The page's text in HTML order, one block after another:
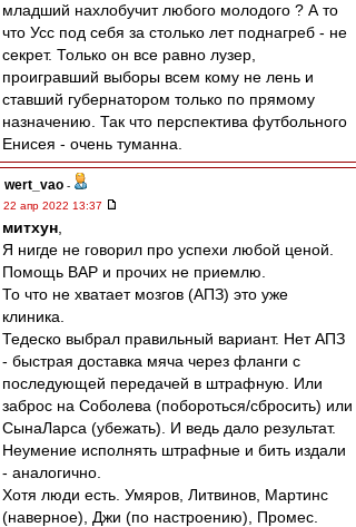
младший нахлобучит любого молодого ? А то
что Усс под себя за столько лет поднагреб - не
секрет. Только он все равно лузер,
проигравший выборы всем кому не лень и
ставший губернатором только по прямому
назначению. Так что перспектива футбольного
Енисея - очень туманна.
wert_vao -
22 апр 2022 13:37
митхун
Я нигде не говорил про успехи любой ценой.
Помощь ВАР и прочих не приемлю.
То что не хватает мозгов (АПЗ) это уже
клиника.
Тедеско выбрал правильный вариант. Нет АПЗ
- быстрая доставка мяча через фланги с
последующей передачей в штрафную. Или
заброс на Соболева (побороться/сбросить) или
СынаЛарса (убежать). И ведь дало результат.
Неумение исполнять штрафные и бить издали
- аналогично.
Хотя люди есть. Умяров, Литвинов, Мартинс
(наверное), Джи (по настроению), Промес.